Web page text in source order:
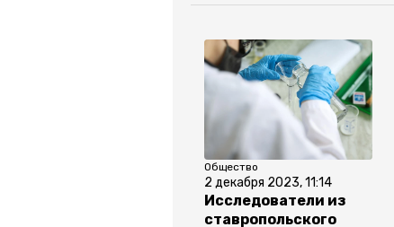
Общество
2 декабря 2023, 11:14
Исследователи из
ставропольского